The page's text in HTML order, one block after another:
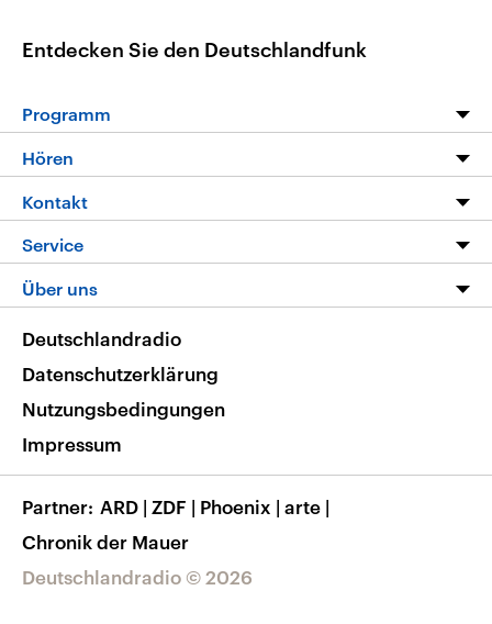
Entdecken Sie den Deutschlandfunk
Programm
Die Nachrichten
Nachrichtenleicht
Neue Beiträge auf dlf.de
Hören
Livestream
Podcasts
Deutschlandfunk App
Nachrichten App
Frequenzen
Kontakt
Hörerservice
Service
FAQ
Veranstaltungen
Musikliste
RSS
Über uns
Barrierefreiheit
Deutschlandradio © 2026
Deutschlandradio
Datenschutzerklärung
Nutzungsbedingungen
Impressum
Partner ARD | ZDF | Phoenix | arte |
Chronik der Mauer